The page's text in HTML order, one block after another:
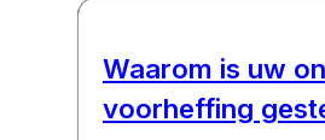
Waarom is uw
voorheffing